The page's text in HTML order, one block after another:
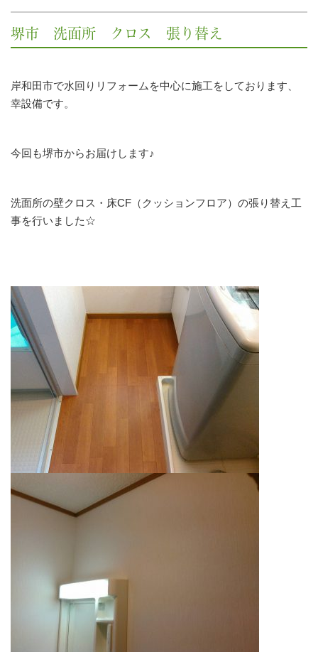
堺市 洗面所 クロス 張り替え
岸和田市で水回りリフォームを中心に施工をしております、
幸設備です。
今回も堺市からお届けします♪
洗面所の壁クロス・床CF（クッションフロア）の張り替え工
事を行いました☆